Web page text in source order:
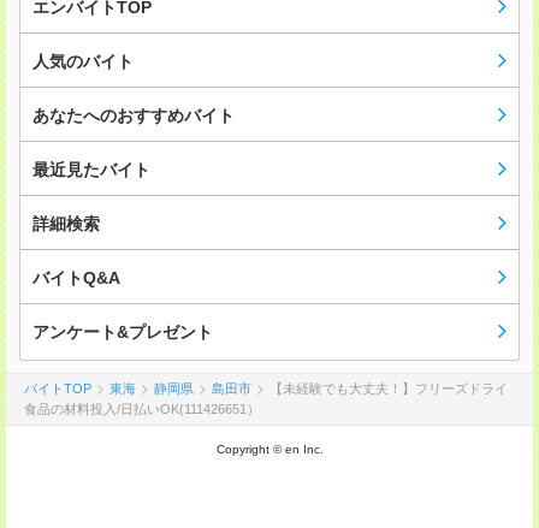
エンバイトTOP
人気のバイト
あなたへのおすすめバイト
最近見たバイト
詳細検索
バイトQ&A
アンケート&プレゼント
バイトTOP 東海 静岡県 島田市
【未経験でも大丈夫！】フリーズドライ
食品の材料投入/日払いOK(111426651）
Copyright © en Inc.